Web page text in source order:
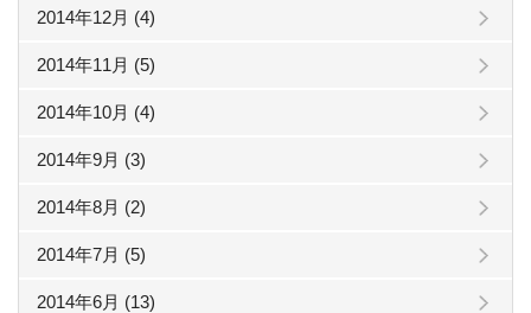
2014年12月 (4)
2014年11月 (5)
2014年10月 (4)
2014年9月 (3)
2014年8月 (2)
2014年7月 (5)
2014年6月 (13)